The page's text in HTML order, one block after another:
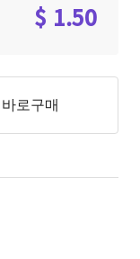
$ 1.50
바로구매